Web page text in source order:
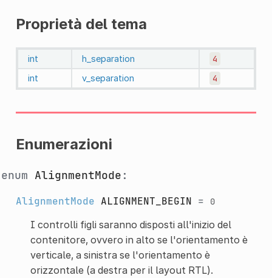
Proprietà del tema
int h_separation 4
int v_separation 4
Enumerazioni
enum AlignmentMode :
AlignmentMode ALIGNMENT_BEGIN = 0
I controlli figli saranno disposti all'inizio del
contenitore, ovvero in alto se l'orientamento è
verticale, a sinistra se l'orientamento è
orizzontale (a destra per il layout RTL).